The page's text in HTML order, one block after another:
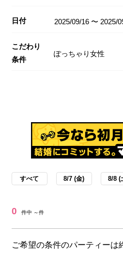
日付 2025/09/16 〜 2025/
こだわり
条件
ぽっちゃり女性
すべて 8/7 (金) 8/8 (
0 件中 ～件
ご希望の条件のパーティーは